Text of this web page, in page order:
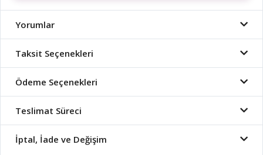
Yorumlar
Taksit Seçenekleri
Ödeme Seçenekleri
Teslimat Süreci
İptal, İade ve Değişim